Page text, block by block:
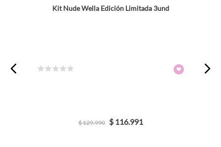
Kit Nude Wella Edición Limitada 3und
$129.990 $ 116.991